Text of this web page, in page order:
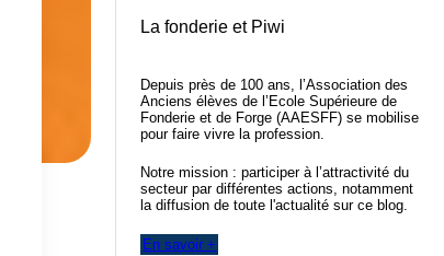
La fonderie et Piwi
Depuis près de 100 ans, l’Association des
Anciens élèves de l’Ecole Supérieure de
Fonderie et de Forge (AAESFF) se mobilise
pour faire vivre la profession.
Notre mission : participer à l’attractivité du
secteur par différentes actions, notamment
la diffusion de toute l'actualité sur ce blog.
En savoir +